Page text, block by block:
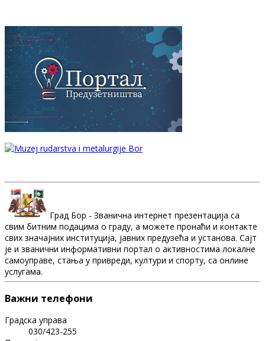
Град Бор - Званична интернет презентација са
свим битним подацима о граду, а можете пронаћи и контакте
свих значајних институција, јавних предузећа и установа. Сајт
је и званични информативни портал о активностима локалне
самоуправе, стања у привреди, култури и спорту, са онлине
услугама.
Важни телефони
Градска управа
030/423-255